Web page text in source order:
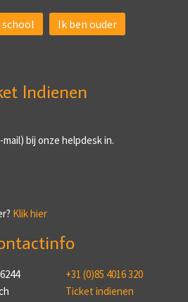
Ik ben ouder
Indienen
bij onze helpdesk in.
Klik hier
+31 (0)85 4016 320
Ticket indienen